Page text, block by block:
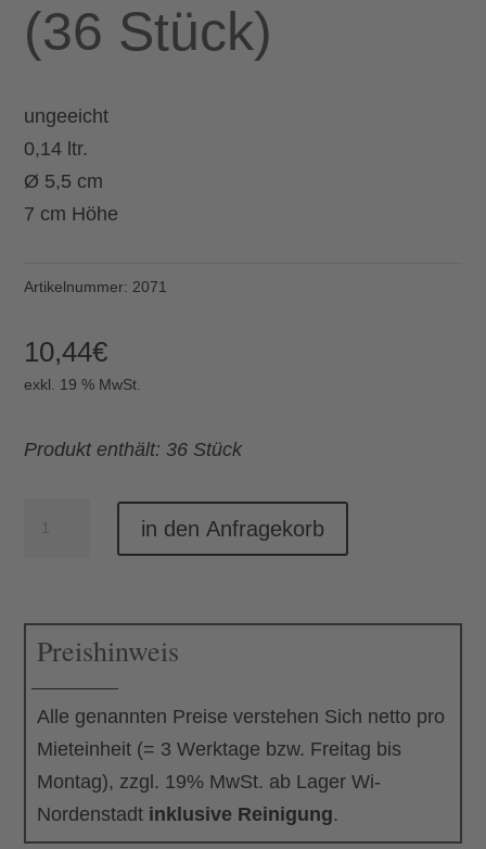
(36 Stück)
ungeeicht
0,14 ltr.
Ø 5,5 cm
7 cm Höhe
Artikelnummer: 2071
10,44€
exkl. 19 % MwSt.
Produkt enthält: 36 Stück
Menge
in den Anfragekorb
Preishinweis
Alle genannten Preise verstehen Sich netto pro
Mieteinheit (= 3 Werktage bzw. Freitag bis
Montag), zzgl. 19% MwSt. ab Lager Wi-
Nordenstadt inklusive Reinigung.